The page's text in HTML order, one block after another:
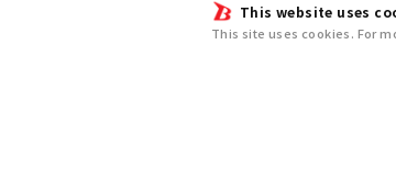
This website uses
This site uses cookies. For
©Liber Entertainment Inc. All Rights
©Disney. Based on the “Winnie the Pooh”